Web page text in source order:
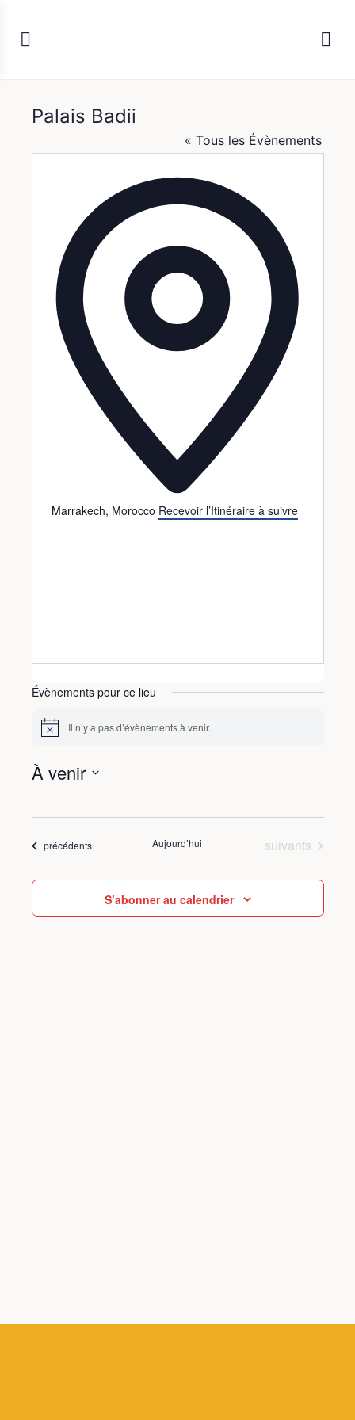
Palais Badii
« Tous les Évènements
Marrakech, Morocco Recevoir l’Itinéraire à suivre
Évènements pour ce lieu
Notice Il n’y a pas d’évènements à venir.
À venir
une
date.
Évènements
précédents Aujourd’hui Évènements
suivants
S’abonner au calendrier